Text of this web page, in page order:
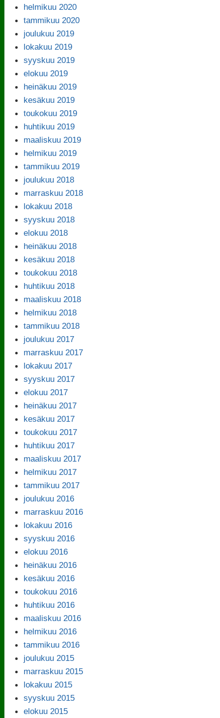
helmikuu 2020
tammikuu 2020
joulukuu 2019
lokakuu 2019
syyskuu 2019
elokuu 2019
heinäkuu 2019
kesäkuu 2019
toukokuu 2019
huhtikuu 2019
maaliskuu 2019
helmikuu 2019
tammikuu 2019
joulukuu 2018
marraskuu 2018
lokakuu 2018
syyskuu 2018
elokuu 2018
heinäkuu 2018
kesäkuu 2018
toukokuu 2018
huhtikuu 2018
maaliskuu 2018
helmikuu 2018
tammikuu 2018
joulukuu 2017
marraskuu 2017
lokakuu 2017
syyskuu 2017
elokuu 2017
heinäkuu 2017
kesäkuu 2017
toukokuu 2017
huhtikuu 2017
maaliskuu 2017
helmikuu 2017
tammikuu 2017
joulukuu 2016
marraskuu 2016
lokakuu 2016
syyskuu 2016
elokuu 2016
heinäkuu 2016
kesäkuu 2016
toukokuu 2016
huhtikuu 2016
maaliskuu 2016
helmikuu 2016
tammikuu 2016
joulukuu 2015
marraskuu 2015
lokakuu 2015
syyskuu 2015
elokuu 2015